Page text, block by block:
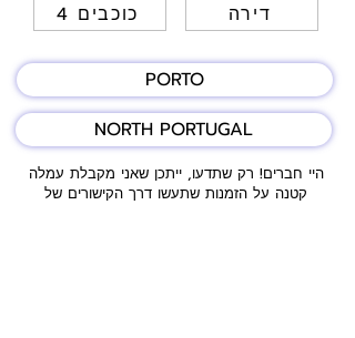
דירה 4 כוכבים
PORTO
NORTH PORTUGAL
היי חברים! רק שתדעו, ייתכן שאני מקבלת עמלה
קטנה על הזמנות שתעשו דרך הקישורים של